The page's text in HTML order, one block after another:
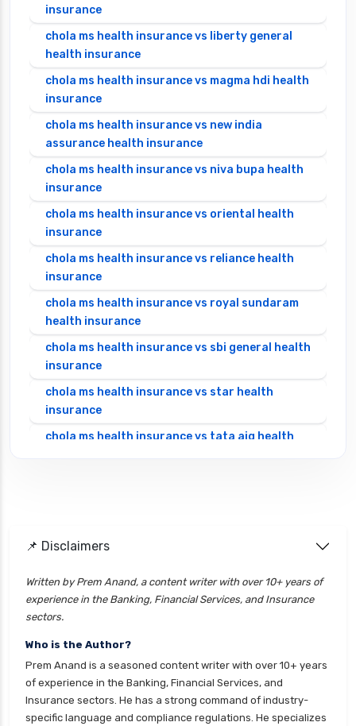
insurance
chola ms health insurance vs liberty general
health insurance
chola ms health insurance vs magma hdi health
insurance
chola ms health insurance vs new india
assurance health insurance
chola ms health insurance vs niva bupa health
insurance
chola ms health insurance vs oriental health
insurance
chola ms health insurance vs reliance health
insurance
chola ms health insurance vs royal sundaram
health insurance
chola ms health insurance vs sbi general health
insurance
chola ms health insurance vs star health
insurance
chola ms health insurance vs tata aig health
health insurance
insurance
cignattk health insurance vs liberty general
cignattk health insurance vs magma hdi health
insurance
cignattk health insurance vs new india
assurance health insurance
📌 Disclaimers
Written by Prem Anand, a content writer with over 10+ years of
experience in the Banking, Financial Services, and Insurance
sectors.
Who is the Author?
Prem Anand is a seasoned content writer with over 10+ years
of experience in the Banking, Financial Services, and
Insurance sectors. He has a strong command of industry-
specific language and compliance regulations. He specializes